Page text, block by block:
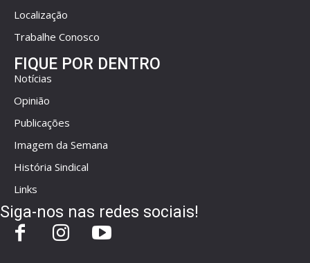
Localização
Trabalhe Conosco
FIQUE POR DENTRO
Notícias
Opinião
Publicações
Imagem da Semana
História Sindical
Links
Siga-nos nas redes sociais!